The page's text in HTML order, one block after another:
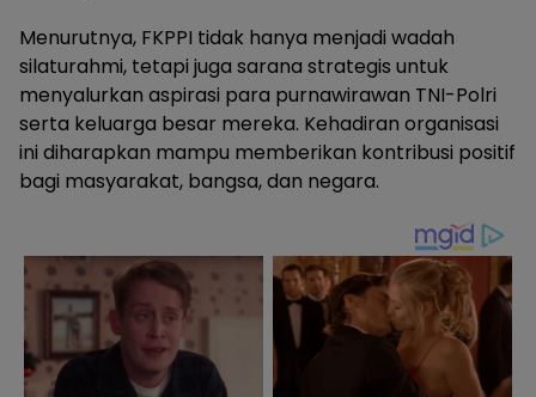
Menurutnya, FKPPI tidak hanya menjadi wadah
silaturahmi, tetapi juga sarana strategis untuk
menyalurkan aspirasi para purnawirawan TNI-Polri
serta keluarga besar mereka. Kehadiran organisasi
ini diharapkan mampu memberikan kontribusi positif
bagi masyarakat, bangsa, dan negara.